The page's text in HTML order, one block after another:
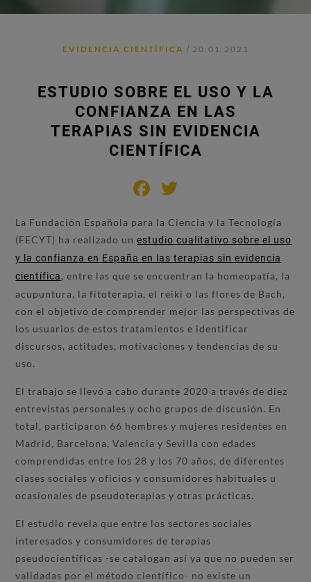
EVIDENCIA CIENTÍFICA / 20.01.2021
ESTUDIO SOBRE EL USO Y LA
CONFIANZA EN LAS
TERAPIAS SIN EVIDENCIA
CIENTÍFICA
Facebook
La Fundación Española para la Ciencia y la Tecnología
(FECYT) ha realizado unestudio cualitativo sobre el uso
y la confianza en España en las terapias sin evidencia
científica, entre las que se encuentran la homeopatía, la
acupuntura, la fitoterapia, el reiki o las flores de Bach,
con el objetivo de comprender mejor las perspectivas de
los usuarios de estos tratamientos e identificar
discursos, actitudes, motivaciones y tendencias de su
uso.
El trabajo se llevó a cabo durante 2020 a través de diez
entrevistas personales y ocho grupos de discusión. En
total, participaron 66 hombres y mujeres residentes en
Madrid, Barcelona, Valencia y Sevilla con edades
comprendidas entre los 28 y los 70 años, de diferentes
clases sociales y oficios y consumidores habituales u
ocasionales de pseudoterapias y otras prácticas.
El estudio revela que entre los sectores sociales
interesados y consumidores de terapias
pseudocientíficas -se catalogan así ya que no pueden ser
validadas por el método científico- no existe un